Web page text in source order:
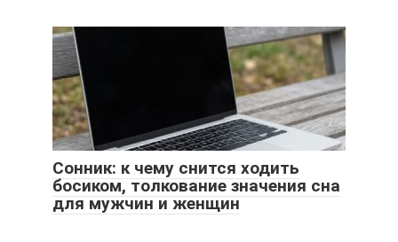
Сонник: к чему снится ходить
босиком, толкование значения сна
для мужчин и женщин